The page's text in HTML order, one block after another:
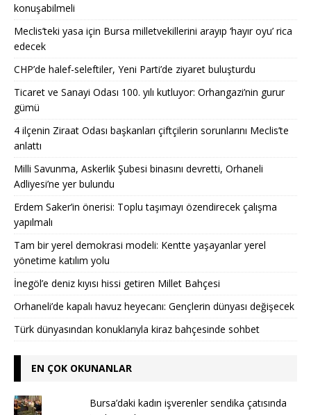
konuşabilmeli
Meclis’teki yasa için Bursa milletvekillerini arayıp ‘hayır oyu’ rica
edecek
CHP’de halef-seleftiler, Yeni Parti’de ziyaret buluşturdu
Ticaret ve Sanayi Odası 100. yılı kutluyor: Orhangazi’nin gurur
gümü
4 ilçenin Ziraat Odası başkanları çiftçilerin sorunlarını Meclis’te
anlattı
Milli Savunma, Askerlik Şubesi binasını devretti, Orhaneli
Adliyesi’ne yer bulundu
Erdem Saker’in önerisi: Toplu taşımayı özendirecek çalışma
yapılmalı
Tam bir yerel demokrasi modeli: Kentte yaşayanlar yerel
yönetime katılım yolu
İnegöl’e deniz kıyısı hissi getiren Millet Bahçesi
Orhaneli’de kapalı havuz heyecanı: Gençlerin dünyası değişecek
Türk dünyasından konuklarıyla kiraz bahçesinde sohbet
EN ÇOK OKUNANLAR
Bursa’daki kadın işverenler sendika çatısında